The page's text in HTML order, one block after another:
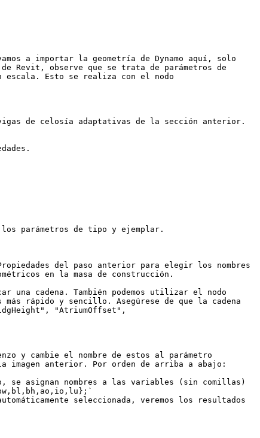
a importar la geometría de Dynamo aquí, solo
Revit, observe que se trata de parámetros de
escala. Esto se realiza con el nodo
de celosía adaptativas de la sección anterior.
los parámetros de tipo y ejemplar.
del paso anterior para elegir los nombres
en la masa de construcción.
cadena. También podemos utilizar el nodo
rápido y sencillo. Asegúrese de que la cadena
"AtriumOffset",
y cambie el nombre de estos al parámetro
imagen anterior. Por orden de arriba a abajo:
se asignan nombres a las variables (sin comillas)
seleccionada, veremos los resultados